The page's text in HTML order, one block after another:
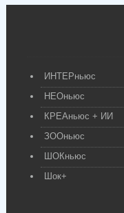
ИНТЕРньюс
НЕОньюс
КРЕАньюс + ИИ
ЗООньюс
ШОКньюс
Шок+